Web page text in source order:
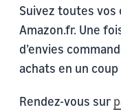
Suivez toutes vos
Amazon.fr. Une
d’envies
achats en un coup
Rendez-vous sur